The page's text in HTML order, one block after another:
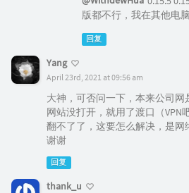
版都不行，我在其他电
回复
Yang
April 23rd, 2021 at 09:56 am
大神，可否问一下，本来公司
网站没打开，就用了渡口（VPN
翻不了了，这要怎么解决，是网
谢谢
回复
thank_u